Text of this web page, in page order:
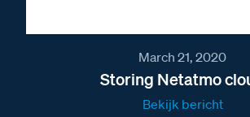
March 21, 2020
Storing Netatmo
Bekijk bericht